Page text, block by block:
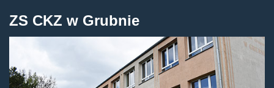
ZS CKZ w Grubnie